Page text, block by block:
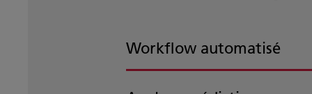
Workflow automatisé